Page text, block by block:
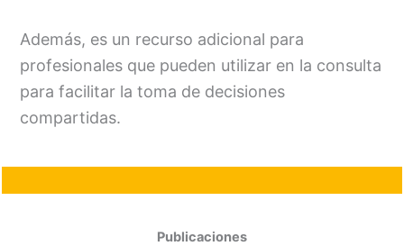
Además, es un recurso adicional para
profesionales que pueden utilizar en la consulta
para facilitar la toma de decisiones
compartidas.
Publicaciones